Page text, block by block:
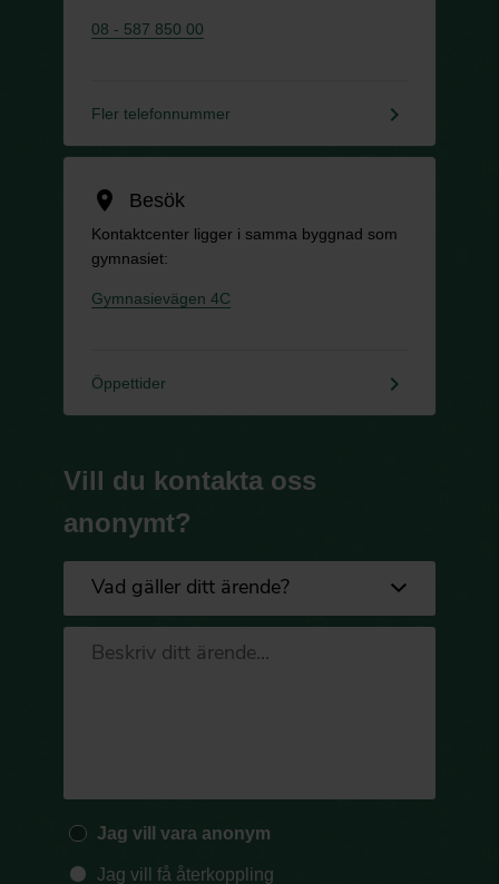
08 - 587 850 00
Fler telefonnummer keyboard_arrow_right
location_on Besök
Kontaktcenter ligger i samma byggnad som
gymnasiet:
Gymnasievägen 4C
Öppettider keyboard_arrow_right
Vill du kontakta oss
anonymt?
Jag vill vara anonym
Jag vill få återkoppling